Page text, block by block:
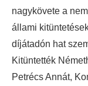
nagykövete a
állami
díjátadón hat
Kitüntették
Petrécs Annát,